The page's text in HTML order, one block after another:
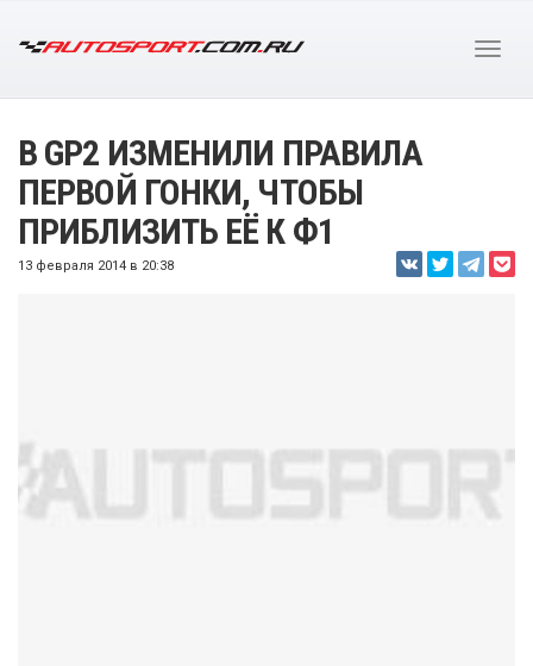
В GP2 ИЗМЕНИЛИ ПРАВИЛА
ПЕРВОЙ ГОНКИ, ЧТОБЫ
ПРИБЛИЗИТЬ ЕЁ К Ф1
13 февраля 2014 в 20:38